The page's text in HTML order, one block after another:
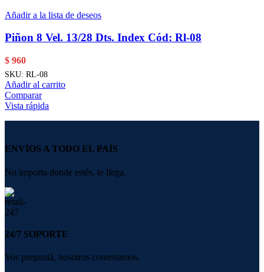
Añadir a la lista de deseos
Piñon 8 Vel. 13/28 Dts. Index Cód: Rl-08
$ 960
SKU: RL-08
Añadir al carrito
Comparar
Vista rápida
ENVÍOS A TODO EL PAÍS
No importa donde estés, te llega.
24/7 SOPORTE
Vos preguntá, nosotros contestamos.